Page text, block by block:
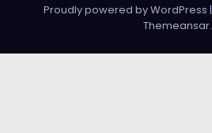
Proudly powered by WordPress |
Themeansar.